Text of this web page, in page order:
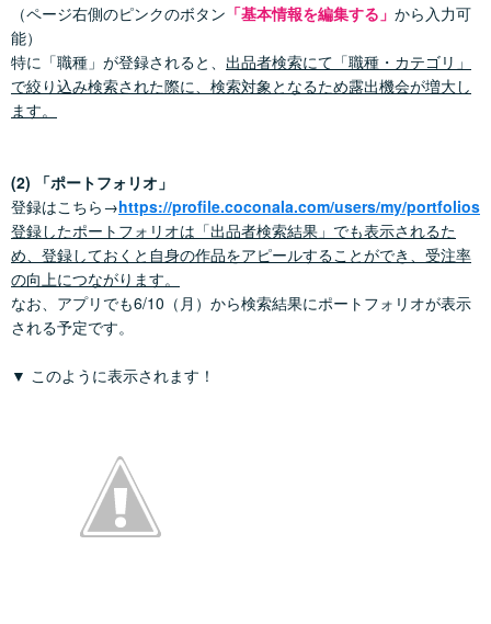
（ページ右側のピンクのボタン 「基本情報を編集する」 から入力可
能）
特に「職種」が登録されると、 出品者検索にて「職種・カテゴリ」
で絞り込み検索された際に、検索対象となるため露出機会が増大し
ます。
(2) 「ポートフォリオ」
登録はこちら→https://profile.coconala.com/users/my/portfolios
登録したポートフォリオは「出品者検索結果」でも表示されるた
め、登録しておくと自身の作品をアピールすることができ、受注率
の向上につながります。
なお、アプリでも6/10（月）から検索結果にポートフォリオが表示
される予定です。
▼ このように表示されます！